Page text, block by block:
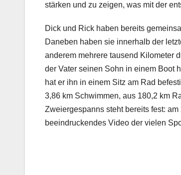
stärken und zu zeigen, was mit der
Dick und Rick haben bereits
Daneben haben sie innerhalb der
anderem mehrere tausend Kilometer
der Vater seinen Sohn in einem Boot
hat er ihn in einem Sitz am Rad
3,86 km Schwimmen, aus 180,2 km
Zweiergespanns steht bereits fest:
beeindruckendes Video der vielen